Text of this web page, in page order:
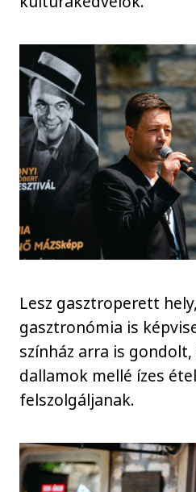
Lesz gasztroperett
gasztronómia is
színház arra is gondolt,
dallamok mellé ízes
felszolgáljanak.